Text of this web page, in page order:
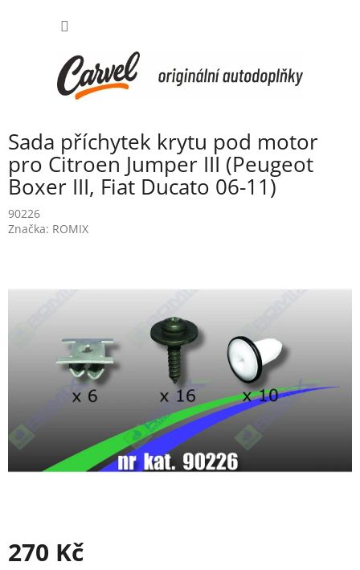
Sada příchytek krytu pod motor
pro Citroen Jumper III (Peugeot
Boxer III, Fiat Ducato 06-11)
90226
Značka: ROMIX
270 Kč